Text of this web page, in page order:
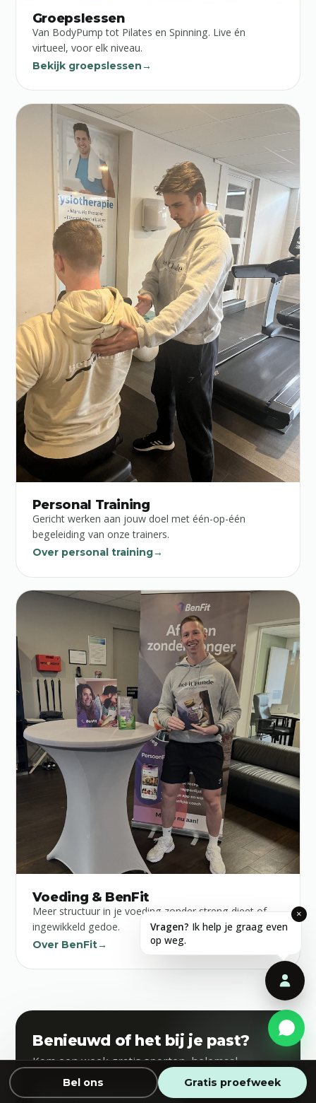
Groepslessen
Van BodyPump tot Pilates en Spinning. Live én
virtueel, voor elk niveau.
Bekijk groepslessen→
Personal Training
Gericht werken aan jouw doel met één-op-één
begeleiding van onze trainers.
Over personal training→
Voeding & BenFit
Meer structuur in je voeding zonder streng dieet of
ingewikkeld gedoe.
Over BenFit→
Benieuwd of het bij je past?
Kom een week gratis sporten, helemaal
vrijblijvend.
Bel ons Gratis proefweek
×
Vragen? Ik help je graag even
op weg.
B BeFit Gids
Online · reageert direct
The 24/7 Fit Factory